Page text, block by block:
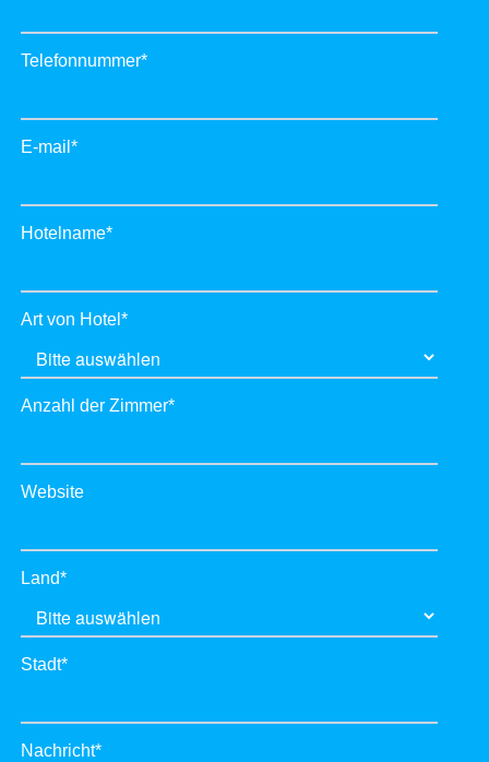
Telefonnummer*
E-mail *
Hotelname*
Art von Hotel *
Anzahl der Zimmer*
Website
Land*
Stadt*
Nachricht*